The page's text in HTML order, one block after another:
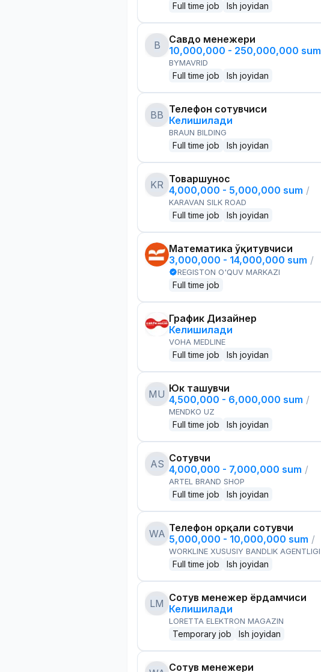
Full time job Ish joyidan
B
Савдо менежери
10,000,000 - 250,000,000 sum
BYMAVRID
Full time job Ish joyidan
BB Телефон сотувчиси
Келишилади
BRAUN BILDING
Full time job Ish joyidan
KR Товаршунос
4,000,000 - 5,000,000 sum /
KARAVAN SILK ROAD
Full time job Ish joyidan
Математика ўқитувчиси
3,000,000 - 14,000,000 sum /
REGISTON O'QUV MARKAZI
Full time job
График Дизайнер
Келишилади
VOHA MEDLINE
Full time job Ish joyidan
MU Юк ташувчи
4,500,000 - 6,000,000 sum /
MENDKO UZ
Full time job Ish joyidan
AS Сотувчи
4,000,000 - 7,000,000 sum /
ARTEL BRAND SHOP
Full time job Ish joyidan
WA Телефон орқали сотувчи
5,000,000 - 10,000,000 sum /
WORKLINE XUSUSIY BANDLIK AGENTLIGI
Full time job Ish joyidan
LM Сотув менежер ёрдамчиси
Келишилади
LORETTA ELEKTRON MAGAZIN
Temporary job Ish joyidan
Сотув менежери